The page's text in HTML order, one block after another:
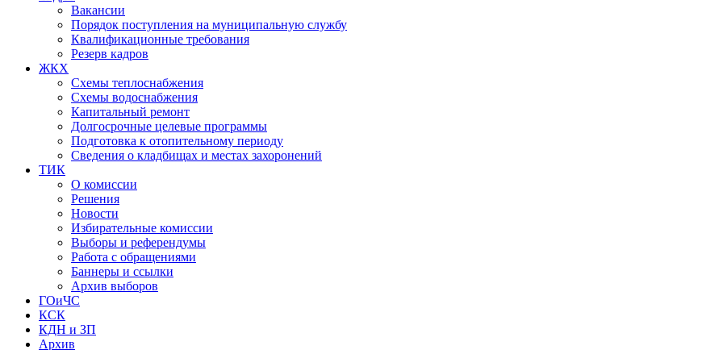
Вакансии
Порядок поступления на муниципальную службу
Квалификационные требования
Резерв кадров
ЖКХ
Схемы теплоснабжения
Схемы водоснабжения
Капитальный ремонт
Долгосрочные целевые программы
Подготовка к отопительному периоду
Сведения о кладбищах и местах захоронений
ТИК
О комиссии
Решения
Новости
Избирательные комиссии
Выборы и референдумы
Работа с обращениями
Баннеры и ссылки
Архив выборов
ГОиЧС
КСК
КДН и ЗП
Архив